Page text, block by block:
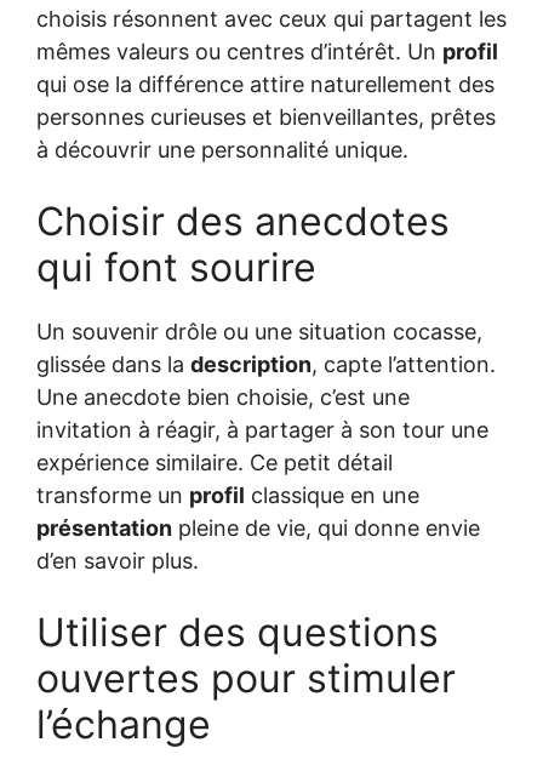
choisis résonnent avec ceux qui partagent les
mêmes valeurs ou centres d’intérêt. Un profil
qui ose la différence attire naturellement des
personnes curieuses et bienveillantes, prêtes
à découvrir une personnalité unique.
Choisir des anecdotes
qui font sourire
Un souvenir drôle ou une situation cocasse,
glissée dans la description, capte l’attention.
Une anecdote bien choisie, c’est une
invitation à réagir, à partager à son tour une
expérience similaire. Ce petit détail
transforme un profil classique en une
présentation pleine de vie, qui donne envie
d’en savoir plus.
Utiliser des questions
ouvertes pour stimuler
l’échange